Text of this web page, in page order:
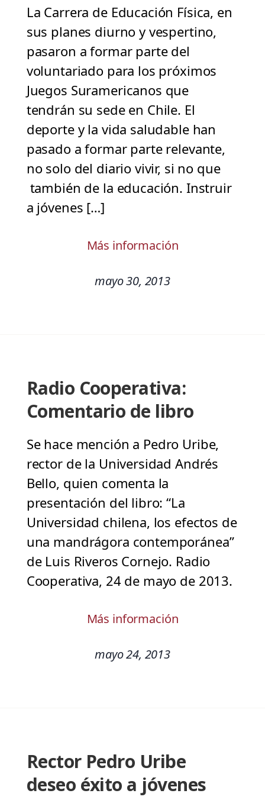
La Carrera de Educación Física, en
sus planes diurno y vespertino,
pasaron a formar parte del
voluntariado para los próximos
Juegos Suramericanos que
tendrán su sede en Chile. El
deporte y la vida saludable han
pasado a formar parte relevante,
no solo del diario vivir, si no que
también de la educación. Instruir
a jóvenes […]
Más información
mayo 30, 2013
Radio Cooperativa:
Comentario de libro
Se hace mención a Pedro Uribe,
rector de la Universidad Andrés
Bello, quien comenta la
presentación del libro: “La
Universidad chilena, los efectos de
una mandrágora contemporánea”
de Luis Riveros Cornejo. Radio
Cooperativa, 24 de mayo de 2013.
Más información
mayo 24, 2013
Rector Pedro Uribe
deseo éxito a jóvenes